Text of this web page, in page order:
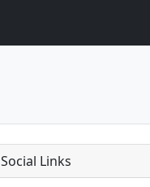
Social Links